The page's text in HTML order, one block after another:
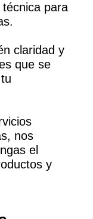
para
claridad y
que se
nos
el
y